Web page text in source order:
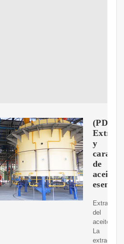
(PDF)
y
de
aceite
esencial
Extracción
del
aceite
La
extracción